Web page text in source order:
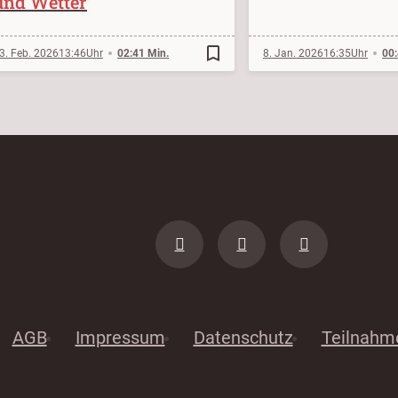
Feb. 202613:46 02:41 Min. bookmark_border 8. Jan. 202616:35
AGB Impressum Datenschutz